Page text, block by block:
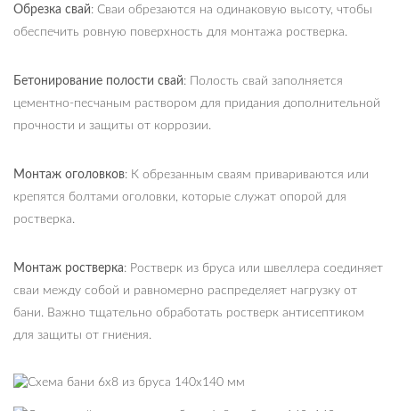
Обрезка свай: Сваи обрезаются на одинаковую высоту, чтобы
обеспечить ровную поверхность для монтажа ростверка.
Бетонирование полости свай: Полость свай заполняется
цементно-песчаным раствором для придания дополнительной
прочности и защиты от коррозии.
Монтаж оголовков: К обрезанным сваям привариваются или
крепятся болтами оголовки, которые служат опорой для
ростверка.
Монтаж ростверка: Ростверк из бруса или швеллера соединяет
сваи между собой и равномерно распределяет нагрузку от
бани. Важно тщательно обработать ростверк антисептиком
для защиты от гниения.